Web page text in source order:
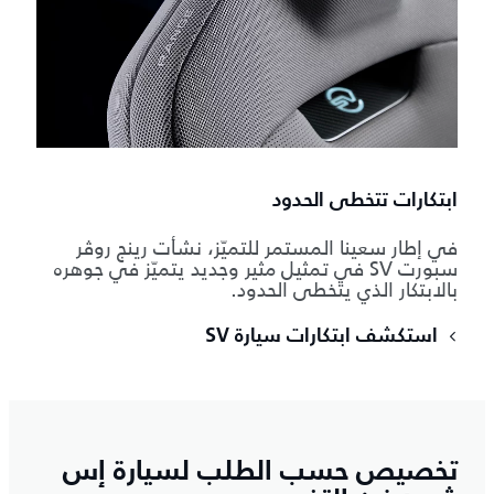
ابتكارات تتخطى الحدود
في إطار سعينا المستمر للتميّز، نشأت رينج روڤر
سبورت SV في تمثيل مثير وجديد يتميّز في جوهره
بالابتكار الذي يتخطى الحدود.
استكشف ابتكارات سيارة SV
تخصيص حسب الطلب لسيارة إس